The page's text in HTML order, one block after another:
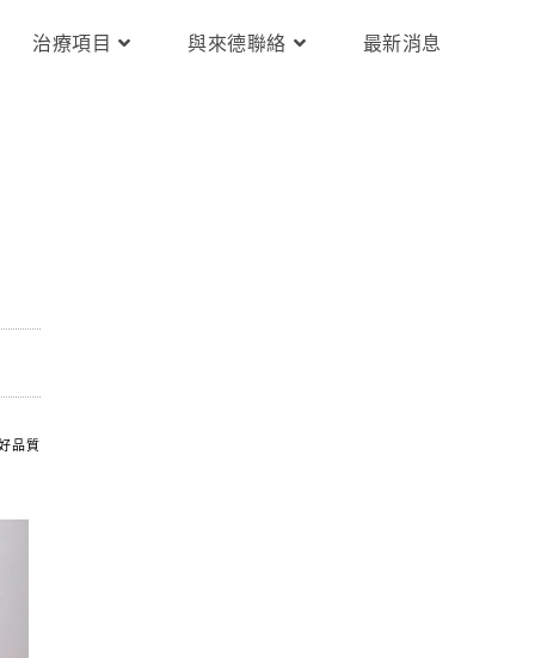
治療項目 與來德聯絡 最新消息
品質